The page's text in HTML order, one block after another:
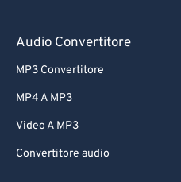
Audio Convertitore
MP3 Convertitore
MP4 A MP3
Video A MP3
Convertitore audio